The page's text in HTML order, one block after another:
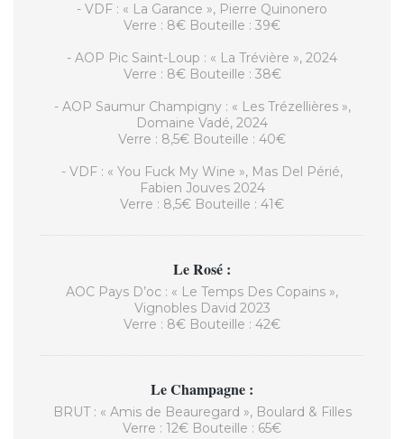
- VDF : « La Garance », Pierre Quinonero
Verre : 8€ Bouteille : 39€
- AOP Pic Saint-Loup : « La Trévière », 2024
Verre : 8€ Bouteille : 38€
- AOP Saumur Champigny : « Les Trézellières »,
Domaine Vadé, 2024
Verre : 8,5€ Bouteille : 40€
- VDF : « You Fuck My Wine », Mas Del Périé,
Fabien Jouves 2024
Verre : 8,5€ Bouteille : 41€
Le Rosé :
AOC Pays D’oc : « Le Temps Des Copains »,
Vignobles David 2023
Verre : 8€ Bouteille : 42€
Le Champagne :
BRUT : « Amis de Beauregard », Boulard & Filles
Verre : 12€ Bouteille : 65€